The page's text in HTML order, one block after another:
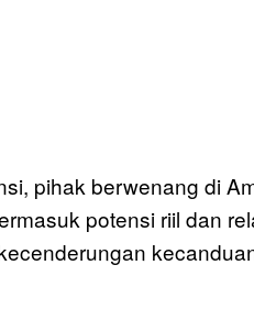
pihak berwenang di
potensi riil dan